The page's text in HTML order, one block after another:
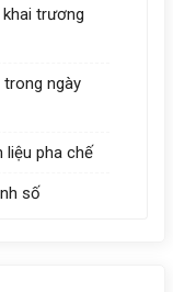
trương
trong ngày
liệu pha chế
số